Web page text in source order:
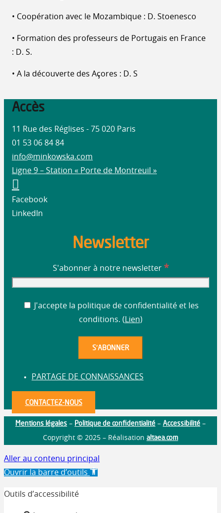
• Coopération avec le Mozambique : D. Stoenesco
• Formation des professeurs de Portugais en France
: D. S.
• A la découverte des Açores : D. S
Accès
11 Rue des Réglises - 75 020 Paris
01 53 06 84 84
info@minkowska.com
Ligne 9 – Station « Porte de Montreuil »
Facebook
LinkedIn
Newsletter
S'abonner à notre newsletter *
J'accepte la politique de confidentialité et les
conditions. (Lien)
PARTAGE DE CONNAISSANCES
CONTACTEZ-NOUS
Mentions légales – Politique de confidentialité – Accessibilité –
Copyright © 2025 – Réalisation altaea.com
Aller au contenu principal
Ouvrir la barre d’outils
Outils d’accessibilité